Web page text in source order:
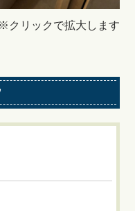
※クリックで拡大します